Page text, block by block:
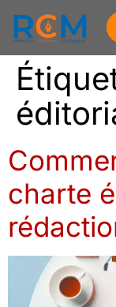
charte